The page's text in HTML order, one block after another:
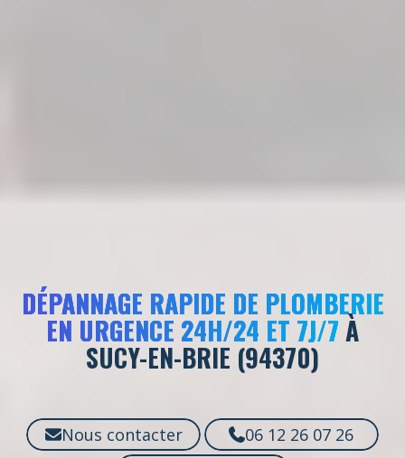
DÉPANNAGE RAPIDE DE PLOMBERIE
EN URGENCE 24H/24 ET 7J/7À
SUCY-EN-BRIE (94370)
Nous contacter
06 12 26 07 26